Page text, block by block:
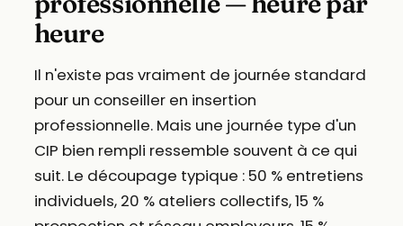
heure
Il n'existe pas vraiment de journée standard
pour un conseiller en insertion
professionnelle. Mais une journée type d'un
CIP bien rempli ressemble souvent à ce qui
suit. Le découpage typique : 50 % entretiens
individuels, 20 % ateliers collectifs, 15 %